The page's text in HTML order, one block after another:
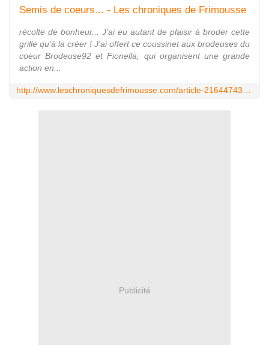
Semis de coeurs... - Les chroniques de Frimousse
récolte de bonheur... J'ai eu autant de plaisir à broder cette
grille qu'à la créer ! J'ai offert ce coussinet aux brodeuses du
coeur Brodeuse92 et Fionella, qui organisent une grande
action en...
Publicité